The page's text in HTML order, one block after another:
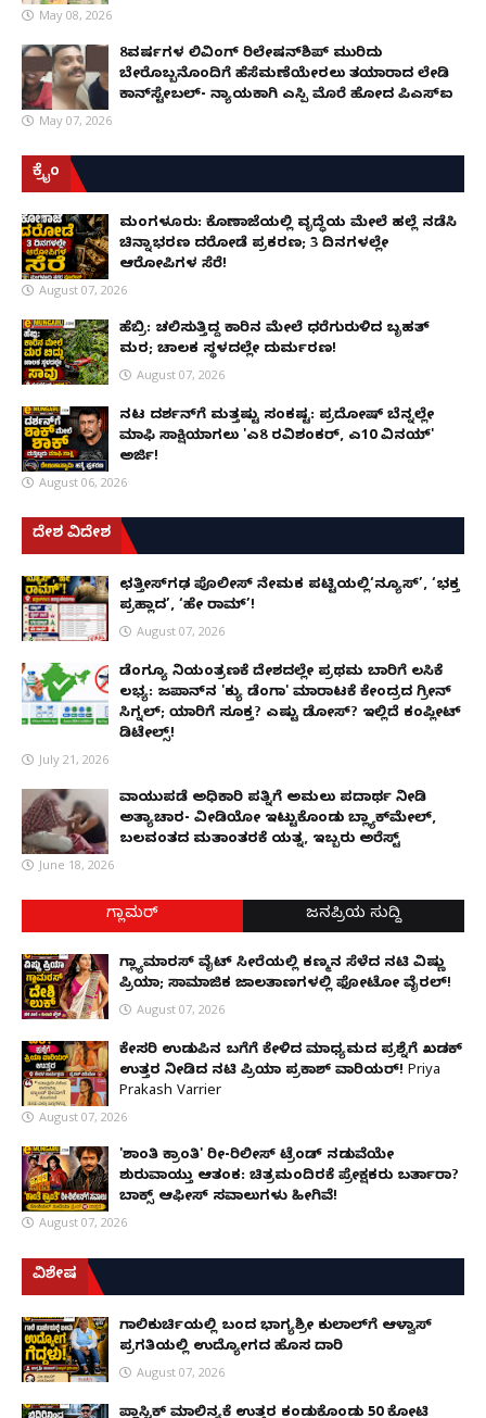
May 08, 2026
8ವರ್ಷಗಳ ಲಿವಿಂಗ್‌ ರಿಲೇಷನ್‌ಶಿಪ್ ಮುರಿದು
ಬೇರೊಬ್ಬನೊಂದಿಗೆ ಹೆಸೆಮಣೆಯೇರಲು ತಯಾರಾದ ಲೇಡಿ
ಕಾನ್‌ಸ್ಟೇಬಲ್- ನ್ಯಾಯಕ್ಕಾಗಿ ಎಸ್ಪಿ ಮೊರೆ ಹೋದ ಪಿಎಸ್ಐ
May 07, 2026
ಕ್ರೈಂ
ಮಂಗಳೂರು: ಕೊಣಾಜೆಯಲ್ಲಿ ವೃದ್ಧೆಯ ಮೇಲೆ ಹಲ್ಲೆ ನಡೆಸಿ
ಚಿನ್ನಾಭರಣ ದರೋಡೆ ಪ್ರಕರಣ; 3 ದಿನಗಳಲ್ಲೇ
ಆರೋಪಿಗಳ ಸೆರೆ!
August 07, 2026
ಹೆಬ್ರಿ: ಚಲಿಸುತ್ತಿದ್ದ ಕಾರಿನ ಮೇಲೆ ಧರೆಗುರುಳಿದ ಬೃಹತ್
ಮರ; ಚಾಲಕ ಸ್ಥಳದಲ್ಲೇ ದುರ್ಮರಣ!
August 07, 2026
ನಟ ದರ್ಶನ್‌ಗೆ ಮತ್ತಷ್ಟು ಸಂಕಷ್ಟ: ಪ್ರದೋಷ್ ಬೆನ್ನಲ್ಲೇ
ಮಾಫಿ ಸಾಕ್ಷಿಯಾಗಲು 'ಎ8 ರವಿಶಂಕರ್, ಎ10 ವಿನಯ್'
ಅರ್ಜಿ!
August 06, 2026
ದೇಶ ವಿದೇಶ
ಛತ್ತೀಸ್‌ಗಢ ಪೊಲೀಸ್ ನೇಮಕ ಪಟ್ಟಿಯಲ್ಲಿ‘ನ್ಯೂಸ್’, ‘ಭಕ್ತ
ಪ್ರಹ್ಲಾದ’, ‘ಹೇ ರಾಮ್’!
August 07, 2026
ಡೆಂಗ್ಯೂ ನಿಯಂತ್ರಣಕ್ಕೆ ದೇಶದಲ್ಲೇ ಪ್ರಥಮ ಬಾರಿಗೆ ಲಸಿಕೆ
ಲಭ್ಯ: ಜಪಾನ್‌ನ 'ಕ್ಯು ಡೆಂಗಾ' ಮಾರಾಟಕ್ಕೆ ಕೇಂದ್ರದ ಗ್ರೀನ್
ಸಿಗ್ನಲ್; ಯಾರಿಗೆ ಸೂಕ್ತ? ಎಷ್ಟು ಡೋಸ್? ಇಲ್ಲಿದೆ ಕಂಪ್ಲೀಟ್
ಡಿಟೇಲ್ಸ್!
July 21, 2026
ವಾಯುಪಡೆ ಅಧಿಕಾರಿ ಪತ್ನಿಗೆ ಅಮಲು ಪದಾರ್ಥ ನೀಡಿ
ಅತ್ಯಾಚಾರ- ವೀಡಿಯೋ ಇಟ್ಟುಕೊಂಡು ಬ್ಲ್ಯಾಕ್‌ಮೇಲ್,
ಬಲವಂತದ ಮತಾಂತರಕ್ಕೆ ಯತ್ನ, ಇಬ್ಬರು ಅರೆಸ್ಟ್
June 18, 2026
ಗ್ಲಾಮರ್ ಜನಪ್ರಿಯ ಸುದ್ದಿ
ಗ್ಲ್ಯಾಮಾರಸ್ ವೈಟ್‌ ಸೀರೆಯಲ್ಲಿ ಕಣ್ಮನ ಸೆಳೆದ ನಟಿ ವಿಷ್ಣು
ಪ್ರಿಯಾ; ಸಾಮಾಜಿಕ ಜಾಲತಾಣಗಳಲ್ಲಿ ಫೋಟೋ ವೈರಲ್!
August 07, 2026
ಕೇಸರಿ ಉಡುಪಿನ ಬಗೆಗೆ ಕೇಳಿದ ಮಾಧ್ಯಮದ ಪ್ರಶ್ನೆಗೆ ಖಡಕ್
ಉತ್ತರ ನೀಡಿದ ನಟಿ ಪ್ರಿಯಾ ಪ್ರಕಾಶ್ ವಾರಿಯರ್! Priya
Prakash Varrier
August 07, 2026
'ಶಾಂತಿ ಕ್ರಾಂತಿ' ರೀ-ರಿಲೀಸ್ ಟ್ರೆಂಡ್ ನಡುವೆಯೇ
ಶುರುವಾಯ್ತು ಆತಂಕ: ಚಿತ್ರಮಂದಿರಕ್ಕೆ ಪ್ರೇಕ್ಷಕರು ಬರ್ತಾರಾ?
ಬಾಕ್ಸ್ ಆಫೀಸ್ ಸವಾಲುಗಳು ಹೀಗಿವೆ!
August 07, 2026
ವಿಶೇಷ
ಗಾಲಿಕುರ್ಚಿಯಲ್ಲಿ ಬಂದ ಭಾಗ್ಯಶ್ರೀ ಕುಲಾಲ್‌ಗೆ ಆಳ್ವಾಸ್
ಪ್ರಗತಿಯಲ್ಲಿ ಉದ್ಯೋಗದ ಹೊಸ ದಾರಿ
August 07, 2026